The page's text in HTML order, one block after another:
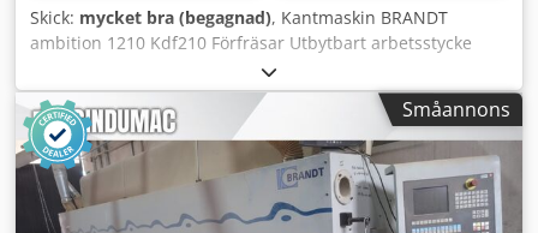
Skick: mycket bra (begagnad), Kantmaskin BRANDT
ambition 1210 Kdf210 Förfräsar Utbytbart arbetsstycke
Limapplicering med vals Pneumatisk förskärningsgilletin
Tryckrullar Avskärningshuvuden Fräsenhet upp-ner R1-R2
Profilfräs Planfräs Max höjd på detaljen 60 mm Max
tjocklek på kantband i rulle 3 mm Matningshastighet 11
m/min Maskinens längd 370 cm Dodpfx Aozqz Rpeldokr
Anslutningseffekt ca 9 kW Maskinen är kontrollerad och
redo för användning.
Småannons